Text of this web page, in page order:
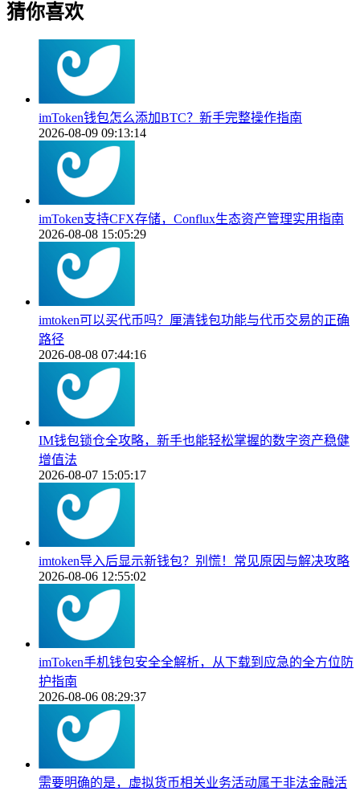
猜你喜欢
imToken钱包怎么添加BTC？新手完整操作指南
2026-08-09 09:13:14
imToken支持CFX存储，Conflux生态资产管理实用指南
2026-08-08 15:05:29
imtoken可以买代币吗？厘清钱包功能与代币交易的正确
路径
2026-08-08 07:44:16
IM钱包锁仓全攻略，新手也能轻松掌握的数字资产稳健
增值法
2026-08-07 15:05:17
imtoken导入后显示新钱包？别慌！常见原因与解决攻略
2026-08-06 12:55:02
imToken手机钱包安全全解析，从下载到应急的全方位防
护指南
2026-08-06 08:29:37
需要明确的是，虚拟货币相关业务活动属于非法金融活